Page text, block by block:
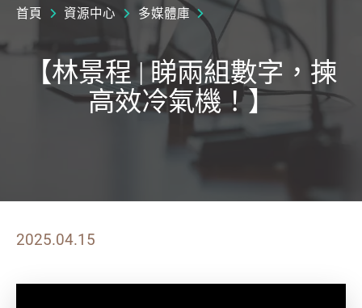
首頁 資源中心 多媒體庫
【林景程 | 睇兩組數字，揀
高效冷氣機！】
2025.04.15